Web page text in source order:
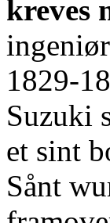
kreves
1829-
Suzuki
et sint
Sånt